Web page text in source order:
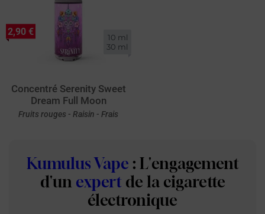
10 ml
30 ml
Concentré Serenity Sweet
Dream Full Moon
Fruits rouges - Raisin - Frais
2,90 €
Kumulus Vape : L'engagement
d'un expert de la cigarette
électronique